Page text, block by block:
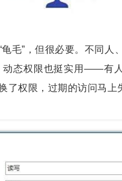
毛”，但很必要。不同
动态权限也挺实用——有
了权限，过期的访问马上